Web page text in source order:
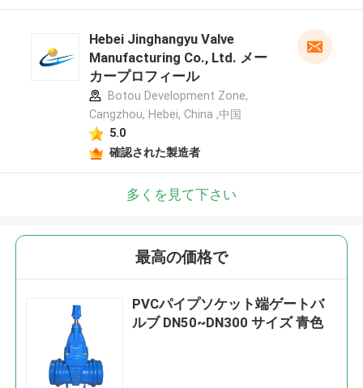
Hebei Jinghangyu Valve
Manufacturing Co., Ltd. メー
カープロフィール
Botou Development Zone,
Cangzhou, Hebei, China ,中国
5.0
確認された製造者
多くを見て下さい
最高の価格で
PVCパイプソケット端ゲートバ
ルブ DN50~DN300 サイズ 青色